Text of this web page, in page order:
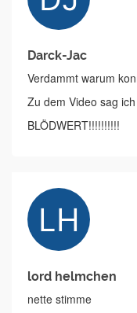
Darck-Jac
Verdammt warum
Zu dem Video sag
BLÖDWERT!!!!!!!!!!
lord helmchen
nette stimme